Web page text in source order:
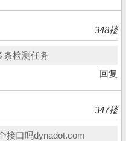
348楼
条检测任务
回复
347楼
接口吗dynadot.com